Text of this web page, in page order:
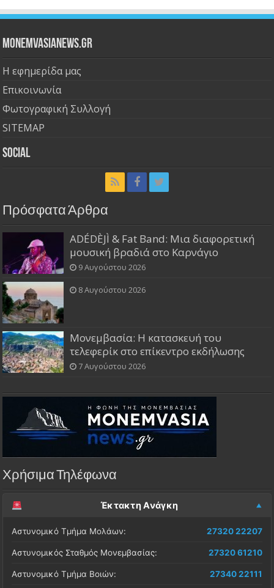
Monemvasianews.gr
Η εφημερίδα μας
Επικοινωνία
Φωτογραφική Συλλογή
SITEMAP
Social
Πρόσφατα Άρθρα
ADÉDÈJÌ & Fat Band: Μια διαφορετική
μουσική βραδιά στο Καρνάγιο
9 Αυγούστου 2026
8 Αυγούστου 2026
Μονεμβασία: Η κατασκευή του
τελεφερίκ στο επίκεντρο εκδήλωσης
7 Αυγούστου 2026
Χρήσιμα Τηλέφωνα
Έκτακτη Ανάγκη
Αστυνομικό Τμήμα Μολάων: 27320 22207
Αστυνομικός Σταθμός Μονεμβασίας: 27320 61210
Αστυνομικό Τμήμα Βοιών: 27340 22111